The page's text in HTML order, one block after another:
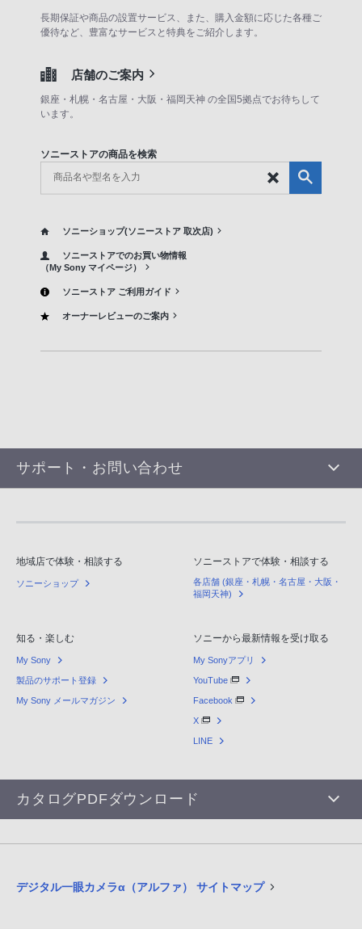
長期保証や商品の設置サービス、また、購入金額に応じた各種ご
優待など、豊富なサービスと特典をご紹介します。
店舗のご案内
銀座・札幌・名古屋・大阪・福岡天神 の全国5拠点でお待ちして
います。
ソニーストアの商品を検索
ソニーショップ(ソニーストア 取次店)
ソニーストアでのお買い物情報
（My Sony マイページ）
ソニーストア ご利用ガイド
オーナーレビューのご案内
サポート・お問い合わせ
地域店で体験・相談する
ソニーショップ
ソニーストアで体験・相談する
各店舗 (銀座・札幌・名古屋・大阪・
福岡天神)
知る・楽しむ
My Sony
製品のサポート登録
My Sony メールマガジン
ソニーから最新情報を受け取る
My Sonyアプリ
YouTube
Facebook
X
LINE
カタログPDFダウンロード
デジタル一眼カメラα（アルファ） サイトマップ